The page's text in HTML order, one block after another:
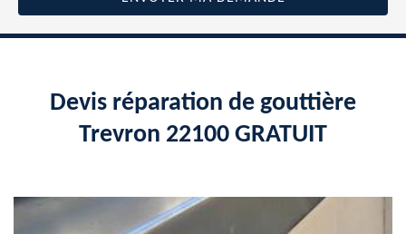
Devis réparation de gouttière
Trevron 22100 GRATUIT